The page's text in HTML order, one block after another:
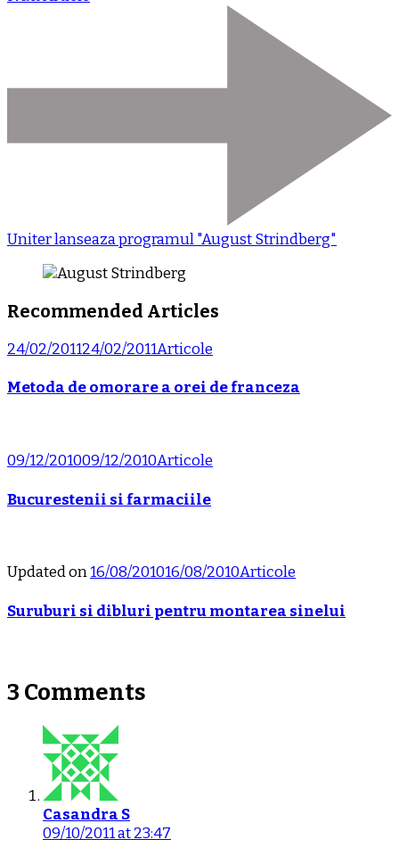
Uniter lanseaza programul "August Strindberg"
Recommended Articles
24/02/201124/02/2011Articole
Metoda de omorare a orei de franceza
09/12/201009/12/2010Articole
Bucurestenii si farmaciile
Updated on16/08/201016/08/2010Articole
Suruburi si dibluri pentru montarea sinelui
3 Comments
Casandra S
09/10/2011 at 23:47